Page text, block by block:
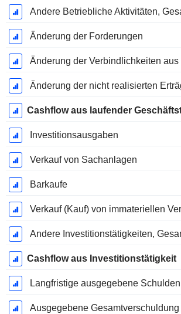
Andere Betriebliche Aktivitäten,
Änderung der Forderungen
Änderung der nicht realisierten
Cashflow aus laufender
Investitionsausgaben
Verkauf von Sachanlagen
Barkaufe
Andere Investitionstätigkeiten,
Cashflow aus Investitionstätigkeit
Langfristige ausgegebene
Ausgegebene Gesamtverschuldung